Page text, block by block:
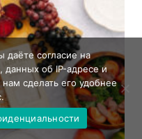
даёте согласие на
данных об IP-адресе и
сделать его удобнее